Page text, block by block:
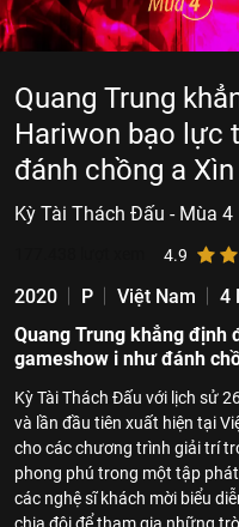
Quang Trung
Hariwon bạo lực
đánh chồng a
Kỳ Tài Thách Đấu - Mùa 4
4.9
2020 P Việt Nam 4
Quang Trung khẳng định
gameshow i như đánh
Kỳ Tài Thách Đấu với lịch sử
và lần đầu tiên xuất hiện tại
cho các chương trình giải trí
phong phú trong một tập
các nghệ sĩ khách mời biểu